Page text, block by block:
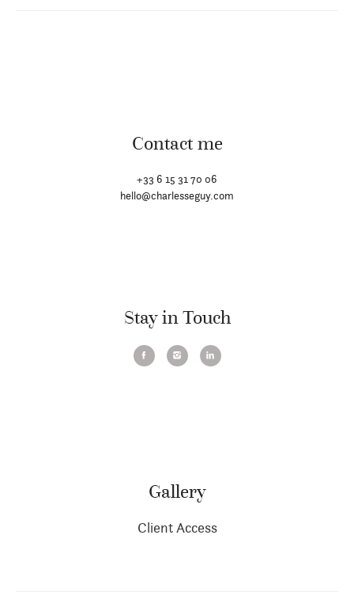
Contact me
+33 6 15 31 70 06
hello@charlesseguy.com
Stay in Touch
Gallery
Client Access